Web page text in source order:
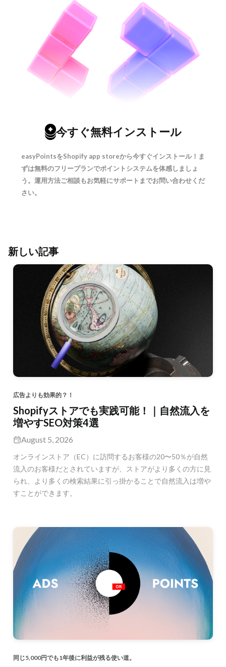
今すぐ無料インストール
easyPointsをShopify app storeから今すぐインストール！ま
ずは無料のフリープランでポイントシステムを体感しましょ
う。運用方法ご相談もお気軽にサポートまでお問い合わせくだ
さい。
新しい記事
広告よりも効果的？！
Shopifyストアでも実践可能！｜自然流入を
増やすSEO対策4選
August 5, 2026
オンラインストア（EC）に訪問するお客様の20〜50％が自然
流入のお客様だとされていますが、ストアがより多くの方に見
られ、より多くの検索結果に引っ掛かることで自然流入は増や
すことができます。
同じ5,000円でも1年後に利益が残る使い道。